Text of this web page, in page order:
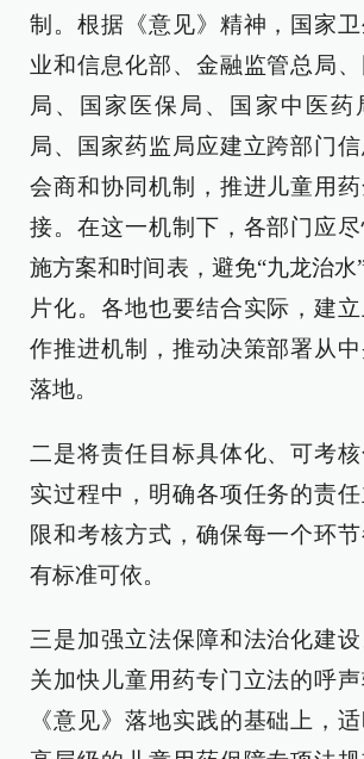
制。根据《意见》精神，国家
业和信息化部、金融监管总局
局、国家医保局、国家中医药
局、国家药监局应建立跨部门
会商和协同机制，推进儿童用
接。在这一机制下，各部门应
施方案和时间表，避免“九龙治水
片化。各地也要结合实际，建
作推进机制，推动决策部署从
落地。
二是将责任目标具体化、可考
实过程中，明确各项任务的责
限和考核方式，确保每一个环节
有标准可依。
三是加强立法保障和法治化建
关加快儿童用药专门立法的呼
《意见》落地实践的基础上，